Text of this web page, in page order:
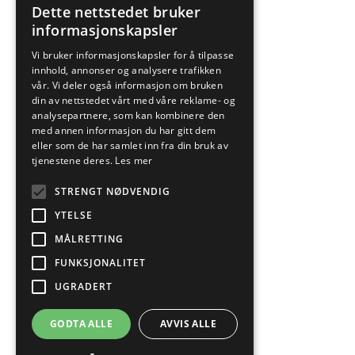
NORWEGIAN
ENGLISH
Dette nettstedet bruker
informasjonskapsler
Vi bruker informasjonskapsler for å tilpasse
innhold, annonser og analysere trafikken
vår. Vi deler også informasjon om bruken
din av nettstedet vårt med våre reklame- og
analysepartnere, som kan kombinere den
med annen informasjon du har gitt dem
eller som de har samlet inn fra din bruk av
tjenestene deres. Les mer
STRENGT NØDVENDIG
YTELSE
MÅLRETTING
FUNKSJONALITET
UGRADERT
GODTA ALLE AVVIS ALLE